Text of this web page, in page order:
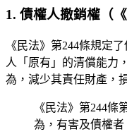
1. 債權人撤銷權（
《民法》第244條規定
人「原有」的清償能力
為，減少其責任財產，
《民法》第244條
為，有害及債權者